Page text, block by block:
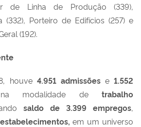
de Linha de Produção (339),
(332), Porteiro de Edifícios (257) e
(192).
houve 4.951 admissõese 1.552
modalidade de trabalho
saldo de 3.399 empregos,
estabelecimentos,em um universo